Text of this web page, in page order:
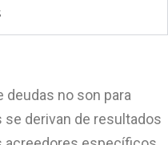
no son para
derivan de resultados